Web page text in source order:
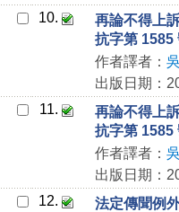
10.
再論不得上
抗字第 1585
作者譯者：
出版日期：
11.
再論不得上
抗字第 1585
作者譯者：
出版日期：
12.
法定傳聞例